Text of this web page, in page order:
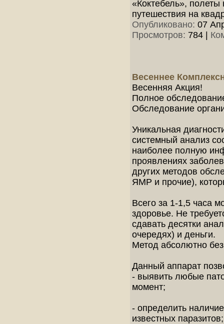
«Коктебель», полеты
путешествия на
Опубликовано: 07
Просмотров: 784
Весеннее
Весенняя Акция!
Полное
Обследование
Уникальная
системный анализ
наиболее полную
проявлениях
других методов
ЯМР и прочие),
Всего за 1-1,5 часа
здоровье. Не
сдавать десятки
очередях) и деньги.
Метод абсолютно
Данный аппарат
- выявить любые
момент;
- определить
известных паразитов;